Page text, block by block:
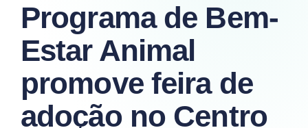
Programa de Bem-
Estar Animal
promove feira de
adoção no Centro